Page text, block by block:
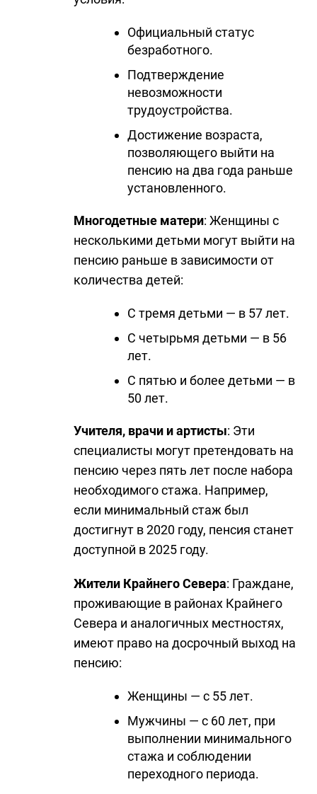
Официальный статус
безработного.
Подтверждение
невозможности
трудоустройства.
Достижение возраста,
позволяющего выйти на
пенсию на два года раньше
установленного.
Многодетные матери: Женщины с
несколькими детьми могут выйти на
пенсию раньше в зависимости от
количества детей:
С тремя детьми — в 57 лет.
С четырьмя детьми — в 56
лет.
С пятью и более детьми — в
50 лет.
Учителя, врачи и артисты: Эти
специалисты могут претендовать на
пенсию через пять лет после набора
необходимого стажа. Например,
если минимальный стаж был
достигнут в 2020 году, пенсия станет
доступной в 2025 году.
Жители Крайнего Севера: Граждане,
проживающие в районах Крайнего
Севера и аналогичных местностях,
имеют право на досрочный выход на
пенсию:
Женщины — с 55 лет.
Мужчины — с 60 лет, при
выполнении минимального
стажа и соблюдении
переходного периода.